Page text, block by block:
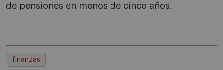
de pensiones en menos de cinco años.
finanzas